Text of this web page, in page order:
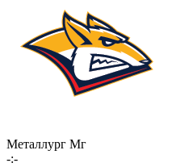
Металлург Мг
-:-